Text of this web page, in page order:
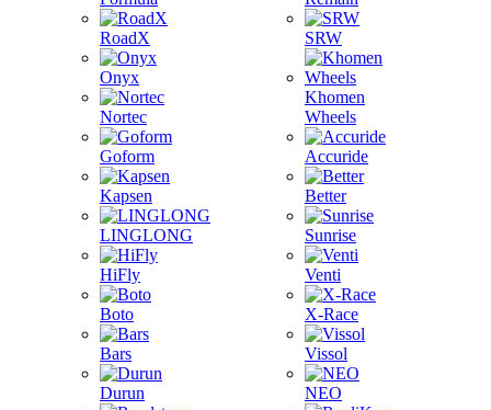
RoadX
Onyx
Nortec
Goform
Kapsen
LINGLONG
HiFly
Boto
Bars
Durun
SRW
Khomen
Wheels
Accuride
Better
Sunrise
Venti
X-Race
Vissol
NEO